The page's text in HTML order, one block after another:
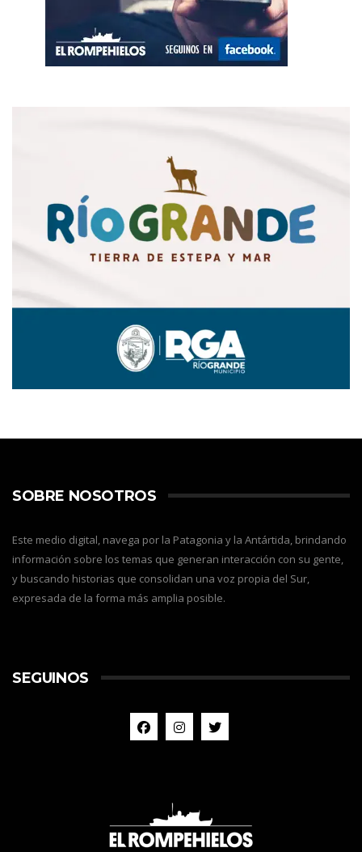
SOBRE NOSOTROS
Este medio digital, navega por la Patagonia y la Antártida, brindando
información sobre los temas que generan interacción con su gente,
y buscando historias que consolidan una voz propia del Sur,
expresada de la forma más amplia posible.
SEGUINOS